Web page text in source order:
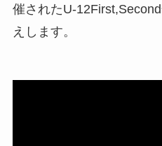
催されたU-
えします。